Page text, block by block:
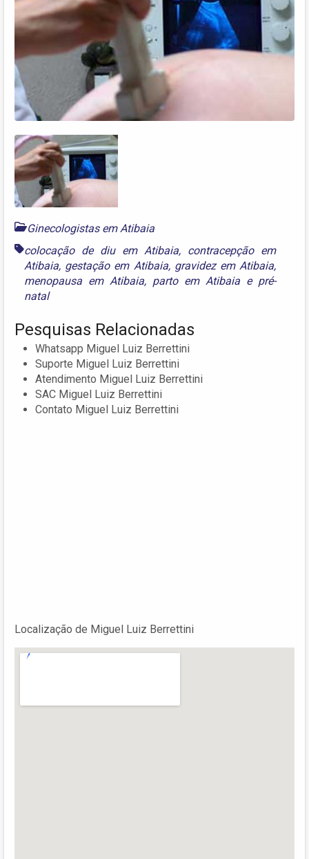
Ginecologistas em Atibaia
colocação de diu em Atibaia, contracepção em
Atibaia, gestação em Atibaia, gravidez em Atibaia,
menopausa em Atibaia, parto em Atibaia e pré-
natal
Pesquisas Relacionadas
Whatsapp Miguel Luiz Berrettini
Suporte Miguel Luiz Berrettini
Atendimento Miguel Luiz Berrettini
SAC Miguel Luiz Berrettini
Contato Miguel Luiz Berrettini
Localização de Miguel Luiz Berrettini